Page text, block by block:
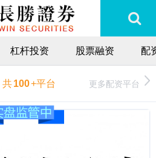
杠杆投资 股票融资 配
共100+平台 更多配资平台